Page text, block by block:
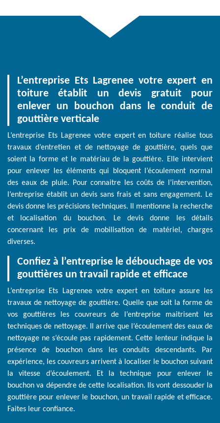
L’entreprise Ets Lagrenee votre expert en
toiture établit un devis gratuit pour
enlever un bouchon dans le conduit de
gouttière verticale
L’entreprise Ets Lagrenee votre expert en toiture réalise tous
travaux d’entretien et de nettoyage de gouttière, quels que
soient la forme et le matériau de la gouttière. Elle intervient
pour enlever les éléments qui bloquent l’écoulement normal
des eaux de pluie. Pour connaitre les coûts de l’intervention,
l’entreprise établit un devis sans frais et sans engagement. Le
devis donne les précisions techniques. Il mentionne la recherche
et localisation du bouchon. Le devis donne les détails
concernant les prix de mobilisation de matériel, charges
diverses.
Confiez à l’entreprise le débouchage de vos
gouttières un travail rapide et efficace
L’entreprise Ets Lagrenee votre expert en toiture assure les
travaux de nettoyage de gouttière. Quelle que soit la forme de
vos gouttières les couvreurs de l’entreprise maitrisent les
techniques de nettoyage. Il arrive que l’écoulement des eaux de
nettoyage ne s’écoule pas rapidement. Cette lenteur indique la
présence de bouchon dans les conduits descendants. Par
expérience, les couvreurs arrivent à localiser le bouchon suivant
la vitesse d’écoulement. Et la technique pour enlever le
bouchon va dépendre de cette localisation. Ils vont dessouder la
gouttière pour enlever le bouchon, un travail rapide et efficace.
Faites leur confiance.